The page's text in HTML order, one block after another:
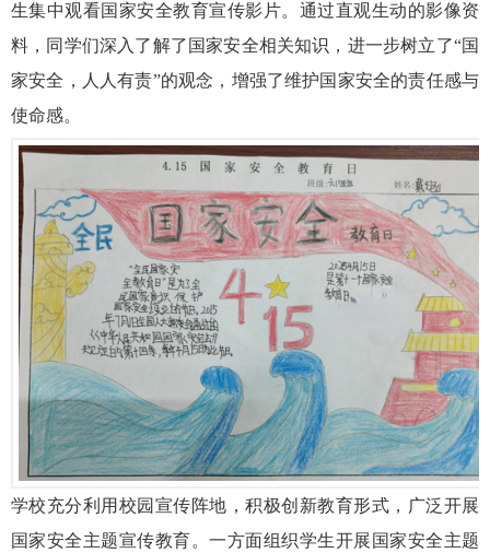
生集中观看国家安全教育宣传影片。通过直观生动的影像资
料，同学们深入了解了国家安全相关知识，进一步树立了“国
家安全，人人有责”的观念，增强了维护国家安全的责任感与
使命感。
学校充分利用校园宣传阵地，积极创新教育形式，广泛开展
国家安全主题宣传教育。一方面组织学生开展国家安全主题